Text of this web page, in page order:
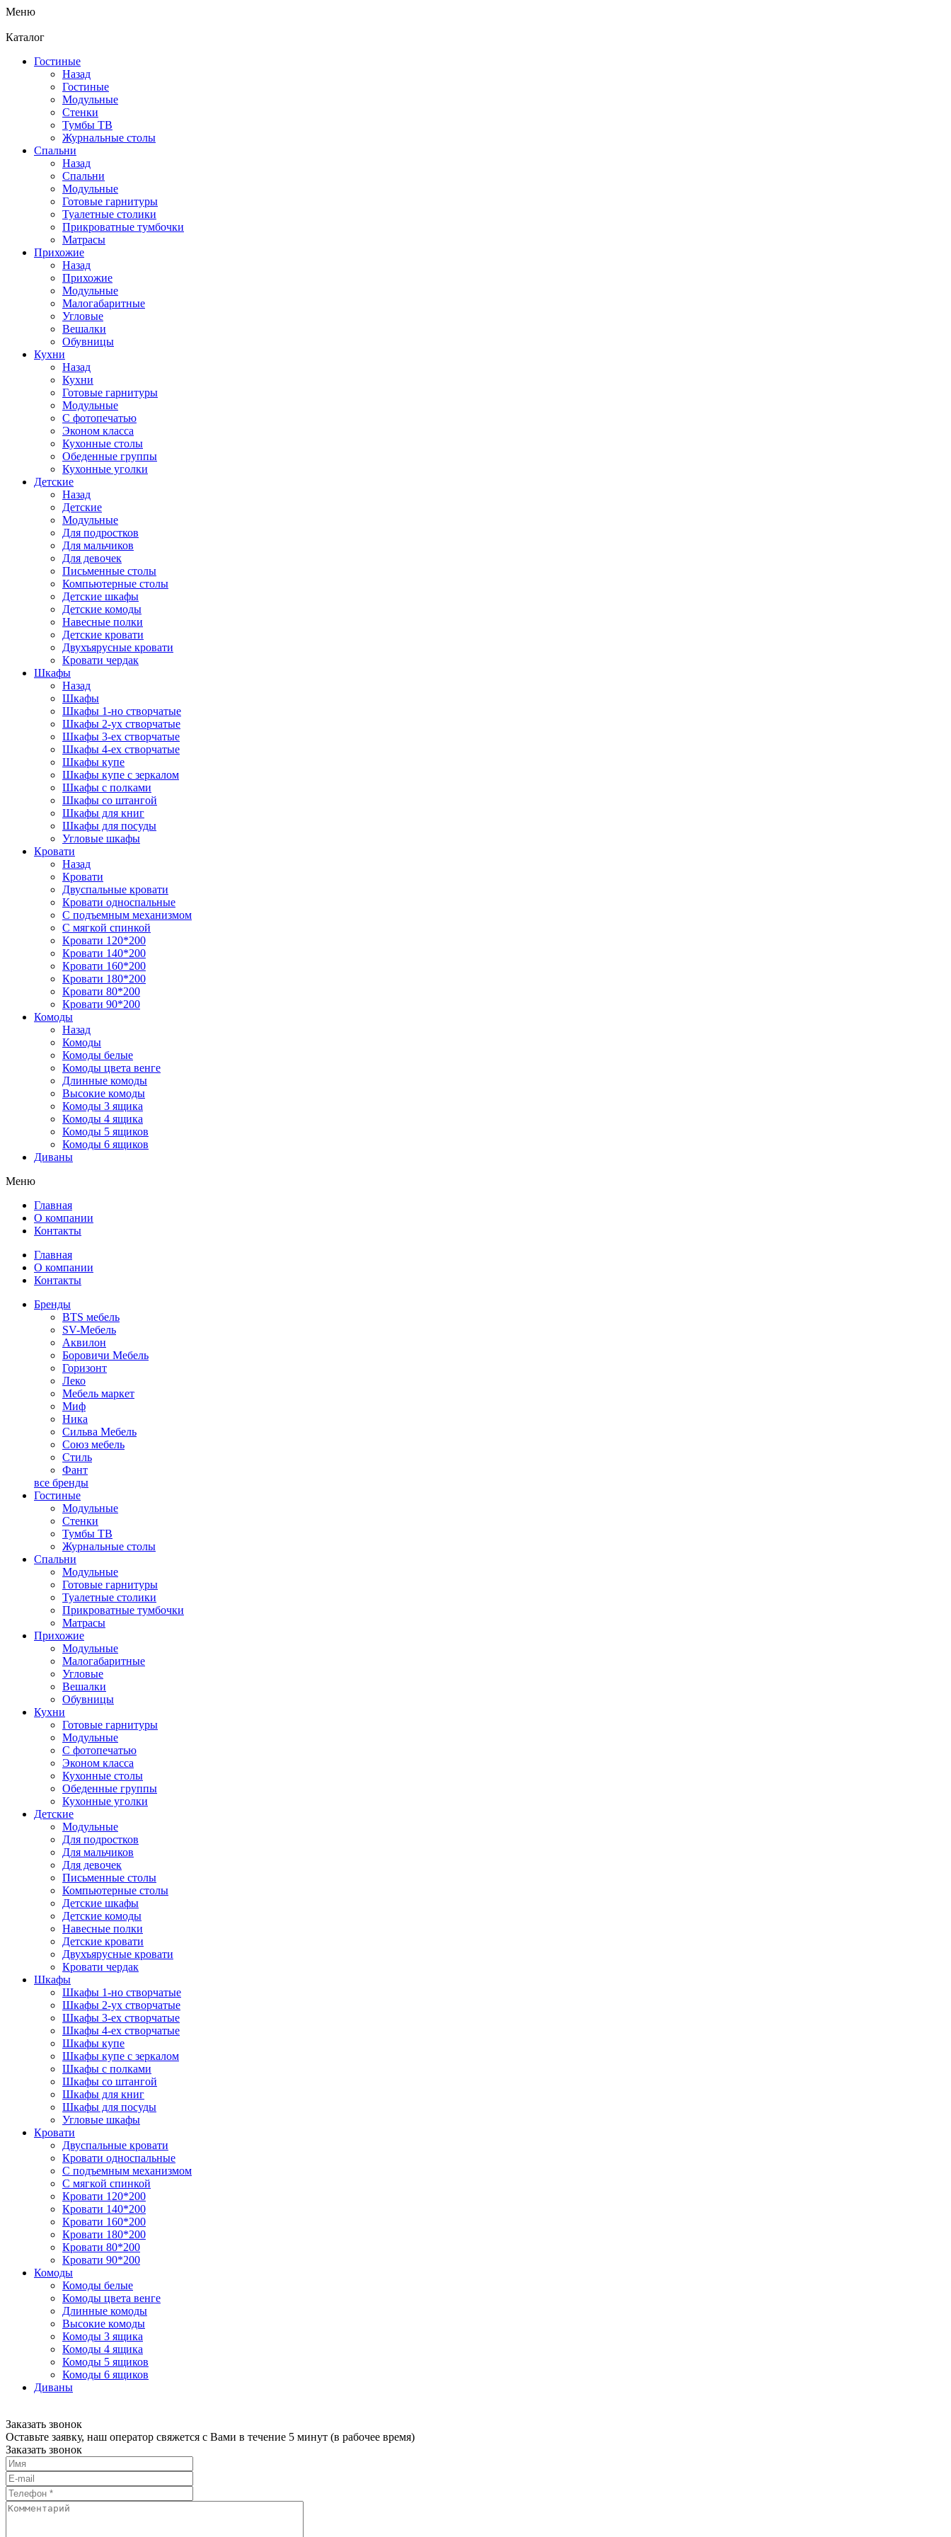
Меню
Каталог
Гостиные
Назад
Гостиные
Модульные
Стенки
Тумбы ТВ
Журнальные столы
Спальни
Назад
Спальни
Модульные
Готовые гарнитуры
Туалетные столики
Прикроватные тумбочки
Матрасы
Прихожие
Назад
Прихожие
Модульные
Малогабаритные
Угловые
Вешалки
Обувницы
Кухни
Назад
Кухни
Готовые гарнитуры
Модульные
С фотопечатью
Эконом класса
Кухонные столы
Обеденные группы
Кухонные уголки
Детские
Назад
Детские
Модульные
Для подростков
Для мальчиков
Для девочек
Письменные столы
Компьютерные столы
Детские шкафы
Детские комоды
Навесные полки
Детские кровати
Двухъярусные кровати
Кровати чердак
Шкафы
Назад
Шкафы
Шкафы 1-но створчатые
Шкафы 2-ух створчатые
Шкафы 3-ех створчатые
Шкафы 4-ех створчатые
Шкафы купе
Шкафы купе с зеркалом
Шкафы с полками
Шкафы со штангой
Шкафы для книг
Шкафы для посуды
Угловые шкафы
Кровати
Назад
Кровати
Двуспальные кровати
Кровати односпальные
С подъемным механизмом
С мягкой спинкой
Кровати 120*200
Кровати 140*200
Кровати 160*200
Кровати 180*200
Кровати 80*200
Кровати 90*200
Комоды
Назад
Комоды
Комоды белые
Комоды цвета венге
Длинные комоды
Высокие комоды
Комоды 3 ящика
Комоды 4 ящика
Комоды 5 ящиков
Комоды 6 ящиков
Диваны
Меню
Главная
О компании
Контакты
Главная
О компании
Контакты
Бренды
BTS мебель
SV-Мебель
Аквилон
Боровичи Мебель
Горизонт
Леко
Мебель маркет
Миф
Ника
Сильва Мебель
Союз мебель
Стиль
Фант
все бренды
Гостиные
Модульные
Стенки
Тумбы ТВ
Журнальные столы
Спальни
Модульные
Готовые гарнитуры
Туалетные столики
Прикроватные тумбочки
Матрасы
Прихожие
Модульные
Малогабаритные
Угловые
Вешалки
Обувницы
Кухни
Готовые гарнитуры
Модульные
С фотопечатью
Эконом класса
Кухонные столы
Обеденные группы
Кухонные уголки
Детские
Модульные
Для подростков
Для мальчиков
Для девочек
Письменные столы
Компьютерные столы
Детские шкафы
Детские комоды
Навесные полки
Детские кровати
Двухъярусные кровати
Кровати чердак
Шкафы
Шкафы 1-но створчатые
Шкафы 2-ух створчатые
Шкафы 3-ех створчатые
Шкафы 4-ех створчатые
Шкафы купе
Шкафы купе с зеркалом
Шкафы с полками
Шкафы со штангой
Шкафы для книг
Шкафы для посуды
Угловые шкафы
Кровати
Двуспальные кровати
Кровати односпальные
С подъемным механизмом
С мягкой спинкой
Кровати 120*200
Кровати 140*200
Кровати 160*200
Кровати 180*200
Кровати 80*200
Кровати 90*200
Комоды
Комоды белые
Комоды цвета венге
Длинные комоды
Высокие комоды
Комоды 3 ящика
Комоды 4 ящика
Комоды 5 ящиков
Комоды 6 ящиков
Диваны
Заказать звонок
Оставьте заявку, наш оператор свяжется с Вами в течение 5 минут (в рабочее время)
Заказать звонок